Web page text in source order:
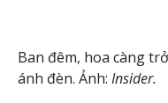
Ban đêm, hoa càng
ánh đèn. Ảnh: Insider.